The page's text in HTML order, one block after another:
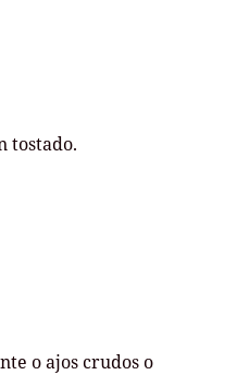
tostado.
o ajos crudos o